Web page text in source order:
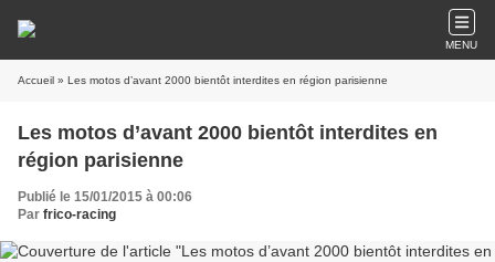
MENU
Accueil » Les motos d’avant 2000 bientôt interdites en région parisienne
Les motos d’avant 2000 bientôt interdites en
région parisienne
Publié le 15/01/2015 à 00:06
Par frico-racing